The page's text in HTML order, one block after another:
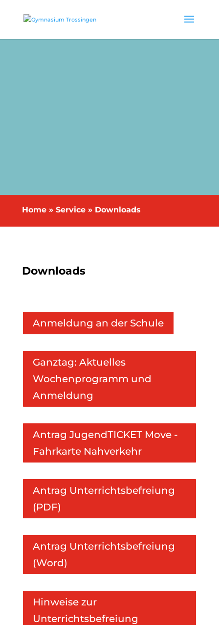
Home» Service» Downloads
Downloads
Anmeldung an der Schule
Ganztag: Aktuelles
Wochenprogramm und
Anmeldung
Antrag JugendTICKET Move -
Fahrkarte Nahverkehr
Antrag Unterrichtsbefreiung
(PDF)
Antrag Unterrichtsbefreiung
(Word)
Hinweise zur
Unterrichtsbefreiung